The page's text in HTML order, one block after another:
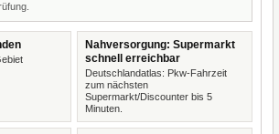
Nahversorgung: Supermarkt
schnell erreichbar
Deutschlandatlas: Pkw-Fahrzeit
zum nächsten
Supermarkt/Discounter bis 5
Minuten.